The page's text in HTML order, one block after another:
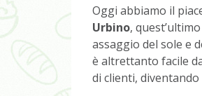
Oggi abbiamo il
Urbino,
assaggio del sole e
è altrettanto facile
di clienti,